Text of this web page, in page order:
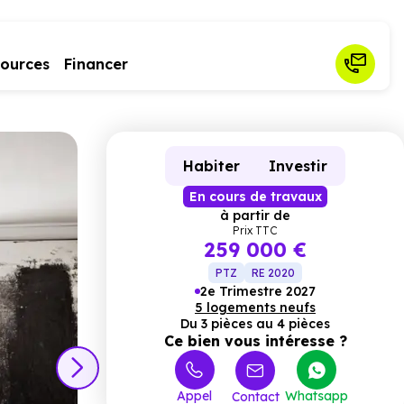
Financer
Habiter Investir
En cours de travaux
à partir de
Prix TTC
259 000 €
PTZ RE 2020
2e Trimestre 2027
5 logements neufs
Du 3 pièces au 4 pièces
Ce bien vous intéresse ?
Appel Contact Whatsapp